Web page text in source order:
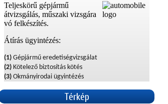
Teljeskörű gépjármű
átvizsgálás, műszaki vizsgára
vó felkészítés.
Átírás ügyintézés:
(1) Gépjármű eredetiségvizsgálat
(2) Kötelező biztosítás kötés
(3) Okmányirodai ügyintézés
Térkép